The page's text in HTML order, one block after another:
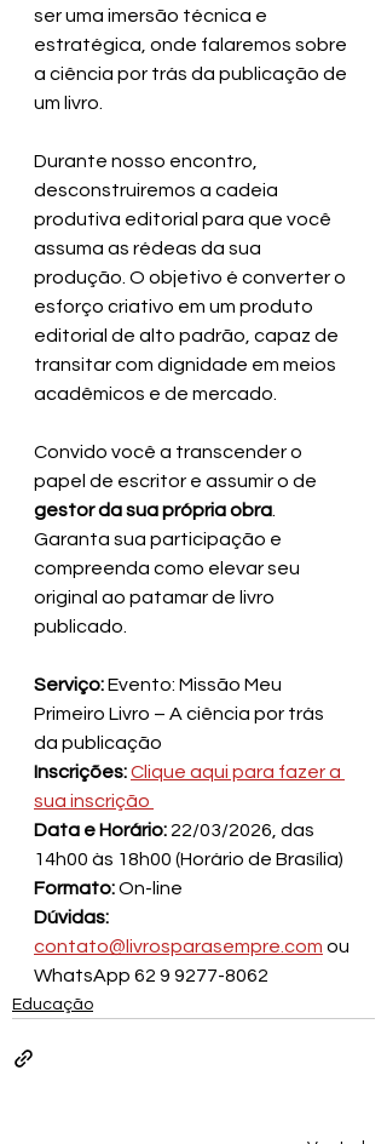
ser uma imersão técnica e
estratégica, onde falaremos sobre
a ciência por trás da publicação de
um livro.
Durante nosso encontro,
desconstruiremos a cadeia
produtiva editorial para que você
assuma as rédeas da sua
produção. O objetivo é converter o
esforço criativo em um produto
editorial de alto padrão, capaz de
transitar com dignidade em meios
acadêmicos e de mercado.
Convido você a transcender o
papel de escritor e assumir o de
gestor da sua própria obra
Garanta sua participação e
compreenda como elevar seu
original ao patamar de livro
publicado.
Serviço: Evento: Missão Meu
Primeiro Livro – A ciência por trás
da publicação
Inscrições:Clique aqui para fazer a
sua inscrição
Data e Horário: 22/03/2026, das
14h00 às 18h00 (Horário de Brasília)
Formato: On-line
Dúvidas:
contato@livrosparasempre.com ou
WhatsApp 62 9 9277-8062
Educação